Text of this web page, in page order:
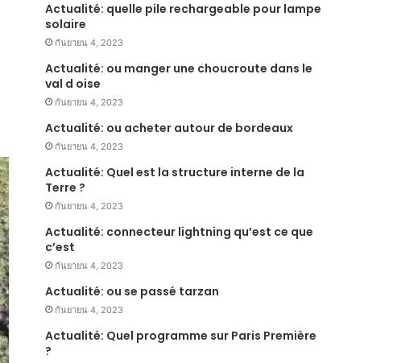
Actualité: quelle pile rechargeable pour lampe
solaire
กันยายน 4, 2023
Actualité: ou manger une choucroute dans le
val d oise
กันยายน 4, 2023
Actualité: ou acheter autour de bordeaux
กันยายน 4, 2023
Actualité: Quel est la structure interne de la
Terre ?
กันยายน 4, 2023
Actualité: connecteur lightning qu’est ce que
c’est
กันยายน 4, 2023
Actualité: ou se passé tarzan
กันยายน 4, 2023
Actualité: Quel programme sur Paris Première
?